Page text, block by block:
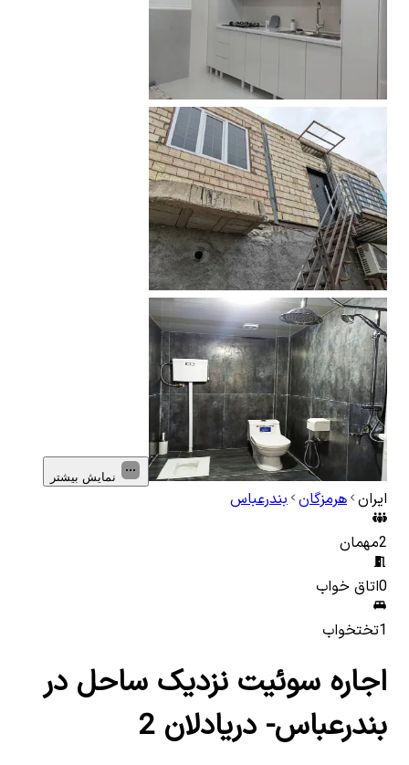
نمایش بیشتر
ایران هرمزگان بندرعباس
2مهمان
0اتاق خواب
1تختخواب
اجاره سوئیت نزدیک ساحل در
بندرعباس- دریادلان 2